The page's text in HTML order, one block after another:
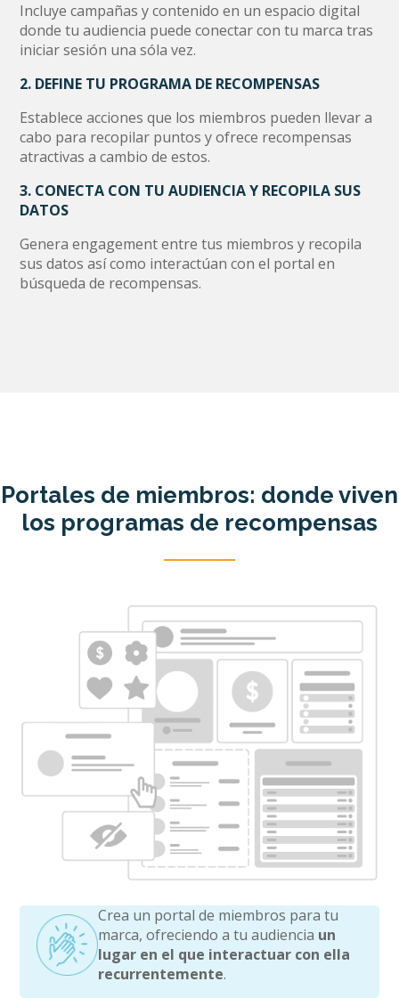
Incluye campañas y contenido en un espacio digital
donde tu audiencia puede conectar con tu marca tras
iniciar sesión una sóla vez.
2. DEFINE TU PROGRAMA DE RECOMPENSAS
Establece acciones que los miembros pueden llevar a
cabo para recopilar puntos y ofrece recompensas
atractivas a cambio de estos.
3. CONECTA CON TU AUDIENCIA Y RECOPILA SUS
DATOS
Genera engagement entre tus miembros y recopila
sus datos así como interactúan con el portal en
búsqueda de recompensas.
Portales de miembros: donde viven
los programas de recompensas
Crea un portal de miembros para tu
marca, ofreciendo a tu audiencia un
lugar en el que interactuar con ella
recurrentemente.